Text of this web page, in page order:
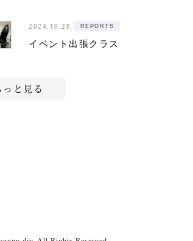
2024.10.28 REPORTS
イベント出張クラス
っと見る